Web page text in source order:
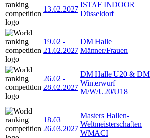
13.02.2027
ISTAF INDOOR
Düsseldorf
19.02 -
21.02.2027
DM Halle
Männer/Frauen
26.02 -
28.02.2027
DM Halle U20 & DM
Winterwurf
M/W/U20/U18
18.03 -
26.03.2027
Masters Hallen-
Weltmeisterschaften
WMACI